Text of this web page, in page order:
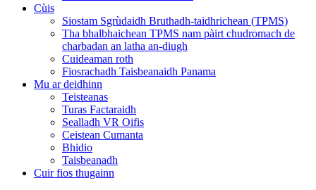
Cùis
Siostam Sgrùdaidh Bruthadh-taidhrichean (TPMS)
Tha bhalbhaichean TPMS nam pàirt chudromach de
charbadan an latha an-diugh
Cuideaman roth
Fiosrachadh Taisbeanaidh Panama
Mu ar deidhinn
Teisteanas
Turas Factaraidh
Sealladh VR Oifis
Ceistean Cumanta
Bhidio
Taisbeanadh
Cuir fios thugainn